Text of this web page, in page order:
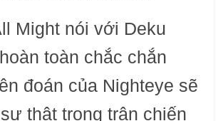
Might nói với Deku
toàn chắc chắn
đoán của Nighteye sẽ
thật trong trận chiến